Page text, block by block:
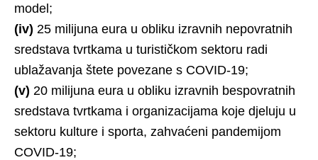
model;
(iv) 25 milijuna eura u obliku izravnih nepovratnih
sredstava tvrtkama u turističkom sektoru radi
ublažavanja štete povezane s COVID-19;
(v) 20 milijuna eura u obliku izravnih bespovratnih
sredstava tvrtkama i organizacijama koje djeluju u
sektoru kulture i sporta, zahvaćeni pandemijom
COVID-19;